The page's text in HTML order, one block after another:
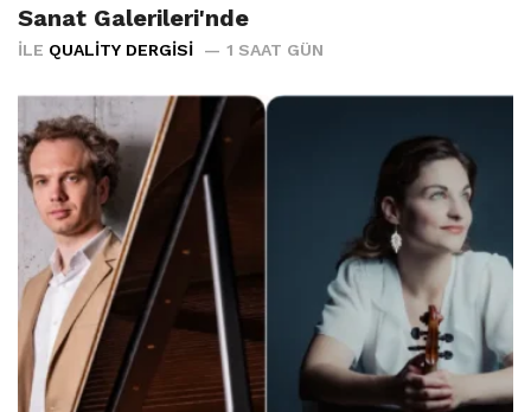
Sanat Galerileri'nde
İLE QUALITY DERGISI 1 SAAT GÜN